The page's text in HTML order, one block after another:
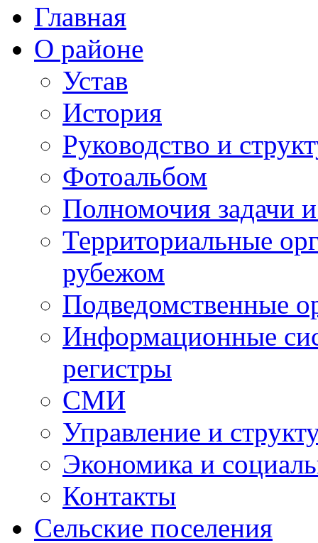
Главная
О районе
Устав
История
Руководство и
Фотоальбом
Полномочия задачи
Территориальные
рубежом
Подведомственные
Информационные
регистры
СМИ
Управление и
Экономика и
Контакты
Сельские поселения